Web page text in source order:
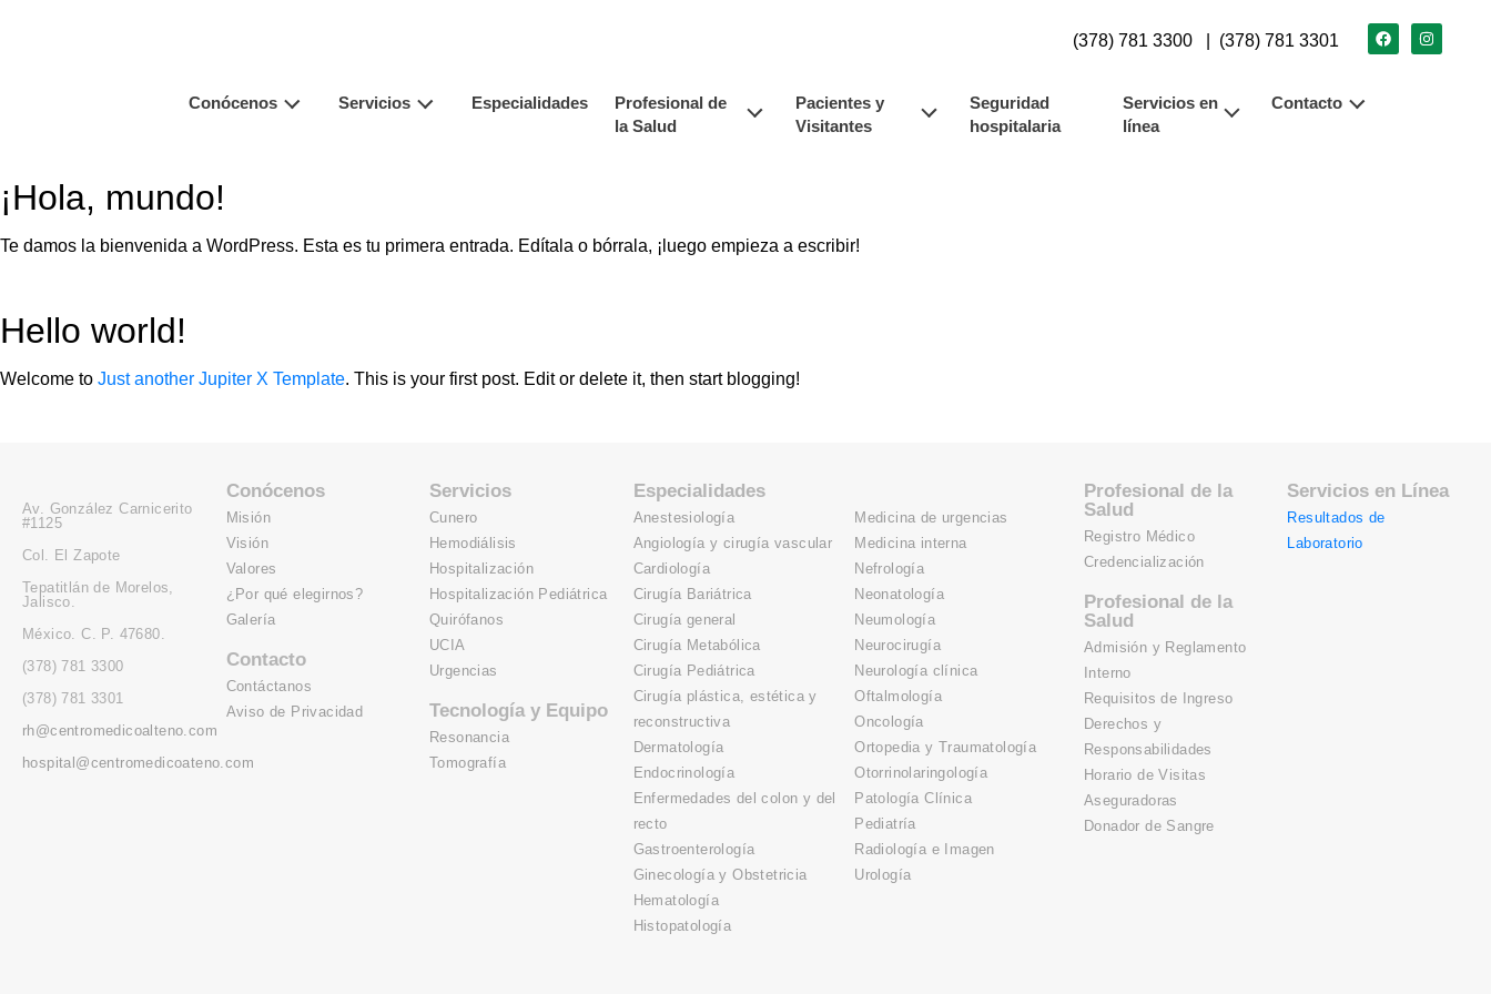
(378) 781 3300 (378) 781 3301
Conócenos Servicios Especialidades
Profesional de
la Salud
Pacientes y
Visitantes
Seguridad
hospitalaria
Servicios en
línea
Contacto
¡Hola, mundo!
Te damos la bienvenida a WordPress. Esta es tu primera entrada. Edítala o bórrala, ¡luego empieza a escribir!
Hello world!
Welcome to Just another Jupiter X Template. This is your first post. Edit or delete it, then start blogging!
Av. González Carnicerito
#1125
Col. El Zapote
Tepatitlán de Morelos,
Jalisco.
México. C. P. 47680.
(378) 781 3300
(378) 781 3301
rh@centromedicoalteno.com
hospital@centromedicoateno.com
Conócenos
Misión
Visión
Valores
¿Por qué elegirnos?
Galería
Contacto
Contáctanos
Aviso de Privacidad
Servicios
Cunero
Hemodiálisis
Hospitalización
Hospitalización Pediátrica
Quirófanos
UCIA
Urgencias
Tecnología y Equipo
Resonancia
Tomografía
Especialidades
Anestesiología
Angiología y cirugía vascular
Cardiología
Cirugía Bariátrica
Cirugía general
Cirugía Metabólica
Cirugía Pediátrica
Cirugía plástica, estética y
reconstructiva
Dermatología
Endocrinología
Enfermedades del colon y del
recto
Gastroenterología
Ginecología y Obstetricia
Hematología
Histopatología
Medicina de urgencias
Medicina interna
Nefrología
Neonatología
Neumología
Neurocirugía
Neurología clínica
Oftalmología
Oncología
Ortopedia y Traumatología
Otorrinolaringología
Patología Clínica
Pediatría
Radiología e Imagen
Urología
Profesional de la
Salud
Registro Médico
Credencialización
Profesional de la
Salud
Admisión y Reglamento
Interno
Requisitos de Ingreso
Derechos y
Responsabilidades
Horario de Visitas
Aseguradoras
Donador de Sangre
Servicios en Línea
Resultados de
Laboratorio